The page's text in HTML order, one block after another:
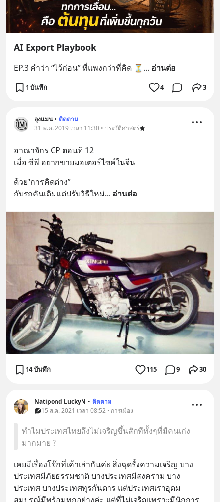
AI Export Playbook
EP.3 คำว่า “ไว้ก่อน” ที่แพงกว่าที่คิด ⏳ ... อ่านต่อ
1 บันทึก 4 3
ลุงแมน • ติดตาม
31 พ.ค. 2019 เวลา 11:30 • ประวัติศาสตร์
อาณาจักร CP ตอนที่ 12
เมื่อ ซีพี อยากขายมอเตอร์ไซค์ในจีน
ด้วย“การคิดต่าง”
กับรถคันเดิมแต่ปรับวิธีใหม่... อ่านต่อ
14 บันทึก 115 9 30
Natipond LuckyN • ติดตาม
15 ส.ค. 2021 เวลา 08:52 • การเมือง
ทำไมประเทศไทยถึงไม่เจริญขึ้นสักทีทั้งๆที่มีคนเก่ง
มากมาย ?
เคยมีเรื่องโจ๊กที่เค้าเล่ากันค่ะ สิ่งฉุดรั้งความเจริญ บาง
ประเทศมีภัยธรรมชาติ บางประเทศมีสงคราม บาง
ประเทศ บางประเทศทุรกันดาร แต่ประเทศเราอุดม
สมบูรณ์มีพร้อมทุกอย่างค่ะ แต่ที่ไม่เจริญเพราะมีนักการ